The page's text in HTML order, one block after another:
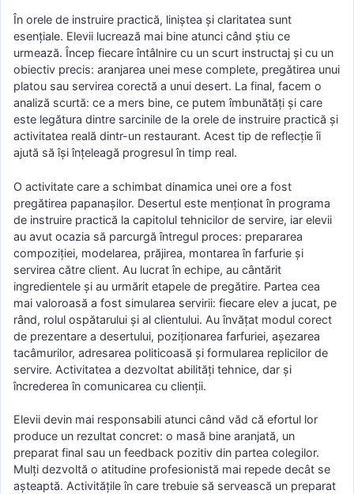
În orele de instruire practică, liniștea și claritatea sunt
esențiale. Elevii lucrează mai bine atunci când știu ce
urmează. Încep fiecare întâlnire cu un scurt instructaj și cu un
obiectiv precis: aranjarea unei mese complete, pregătirea unui
platou sau servirea corectă a unui desert. La final, facem o
analiză scurtă: ce a mers bine, ce putem îmbunătăți și care
este legătura dintre sarcinile de la orele de instruire practică și
activitatea reală dintr-un restaurant. Acest tip de reflecție îi
ajută să își înțeleagă progresul în timp real.
O activitate care a schimbat dinamica unei ore a fost
pregătirea papanașilor. Desertul este menționat în programa
de instruire practică la capitolul tehnicilor de servire, iar elevii
au avut ocazia să parcurgă întregul proces: prepararea
compoziției, modelarea, prăjirea, montarea în farfurie și
servirea către client. Au lucrat în echipe, au cântărit
ingredientele și au urmărit etapele de pregătire. Partea cea
mai valoroasă a fost simularea servirii: fiecare elev a jucat, pe
rând, rolul ospătarului și al clientului. Au învățat modul corect
de prezentare a desertului, poziționarea farfuriei, așezarea
tacâmurilor, adresarea politicoasă și formularea replicilor de
servire. Activitatea a dezvoltat abilități tehnice, dar și
încrederea în comunicarea cu clienții.
Elevii devin mai responsabili atunci când văd că efortul lor
produce un rezultat concret: o masă bine aranjată, un
preparat final sau un feedback pozitiv din partea colegilor.
Mulți dezvoltă o atitudine profesionistă mai repede decât se
așteaptă. Activitățile în care trebuie să servească un preparat